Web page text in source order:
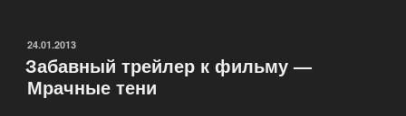
дрейф»
ОПУБЛИКОВАНО
24.01.2013
Забавный трейлер к фильму —
Мрачные тени